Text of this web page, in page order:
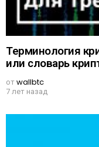
Терминология
или словарь
отwallbtc
7 лет назад